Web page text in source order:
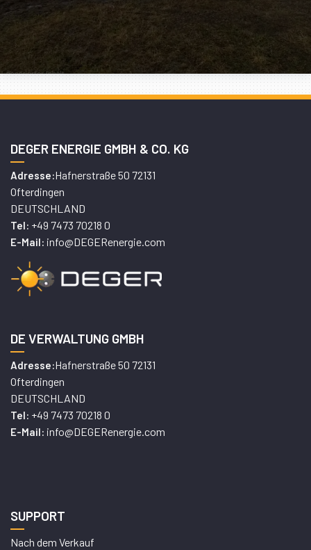
DEGER ENERGIE GMBH & CO. KG
Adresse:Hafnerstraße 50 72131
Ofterdingen
DEUTSCHLAND
Tel: +49 7473 70218 0
E-Mail: info@DEGERenergie.com
DE VERWALTUNG GMBH
Adresse:Hafnerstraße 50 72131
Ofterdingen
DEUTSCHLAND
Tel: +49 7473 70218 0
E-Mail: info@DEGERenergie.com
SUPPORT
Nach dem Verkauf